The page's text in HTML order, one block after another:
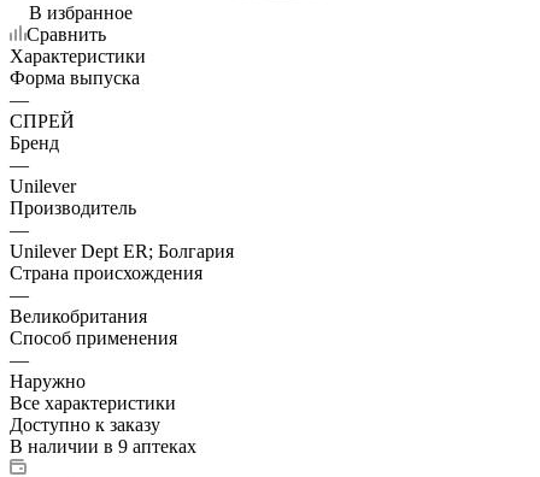
В избранное
Сравнить
Характеристики
Форма выпуска
—
СПРЕЙ
Бренд
—
Unilever
Производитель
—
Unilever Dept ER; Болгария
Страна происхождения
—
Великобритания
Способ применения
—
Наружно
Все характеристики
Доступно к заказу
В наличии в 9 аптеках